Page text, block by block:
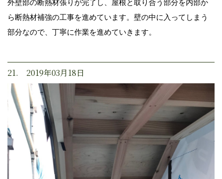
外壁部の断熱材張りが完了し、屋根と取り合う部分を内部か
ら断熱材補強の工事を進めています。壁の中に入ってしまう
部分なので、丁寧に作業を進めていきます。
21. 2019年03月18日